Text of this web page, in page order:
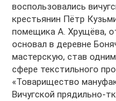
воспользовались
крестьянин Пётр
помещика А. Хрущёва,
основал в деревне
мастерскую, став
сфере текстильного
«Товарищество
Вичугской прядильно-